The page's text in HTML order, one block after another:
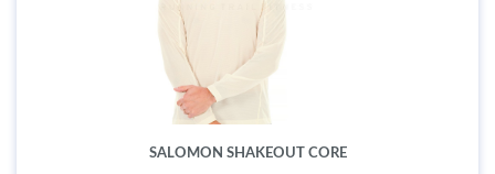
SALOMON SHAKEOUT CORE